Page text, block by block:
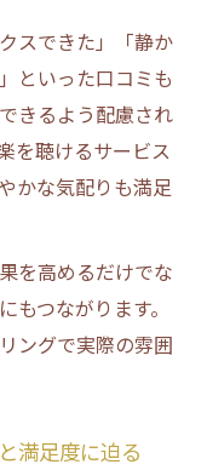
スできた」「静か
といった口コミも
きるよう配慮され
を聴けるサービス
かな気配りも満足
を高めるだけでな
もつながります。
ングで実際の雰囲
満足度に迫る